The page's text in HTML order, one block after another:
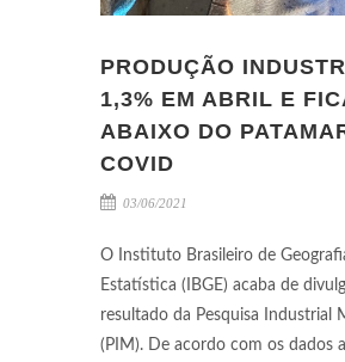
PRODUÇÃO
1,3% EM ABRIL E
ABAIXO DO
COVID
03/06/2021
O Instituto Brasileiro de
Estatística (IBGE) acaba de
resultado da Pesquisa Industrial
(PIM). De acordo com os dados